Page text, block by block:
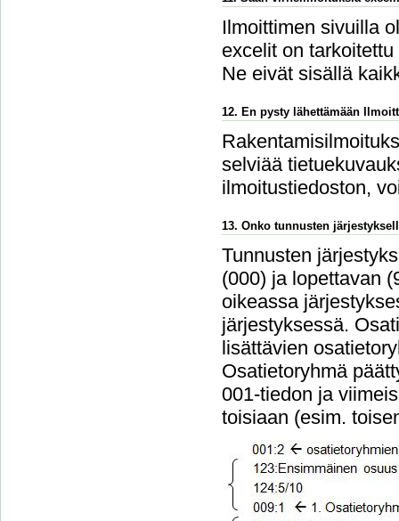
Ilmoittimen sivuilla
excelit on
Ne eivät sisällä
12. En pysty lähettämään
selviää
ilmoitustiedoston,
13. Onko tunnusten
Tunnusten
(000) ja lopettavan
oikeassa
järjestyksessä.
lisättävien
Osatietoryhmä
001-tiedon ja
toisiaan (esim.